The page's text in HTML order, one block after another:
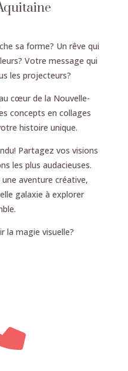
sa forme? Un rêve qui
Votre message qui
les projecteurs?
cœur de la Nouvelle-
concepts en collages
histoire unique.
Partagez vos visions
les plus audacieuses.
aventure créative,
galaxie à explorer
la magie visuelle?